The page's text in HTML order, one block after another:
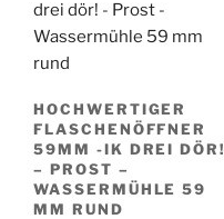
HOCHWERTIGER
FLASCHENÖFFNER
59MM -IK DREI DÖR!
– PROST –
WASSERMÜHLE 59
MM RUND